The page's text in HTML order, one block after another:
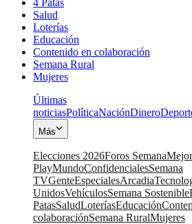
Salud
Loterías
Educación
Contenido en colaboración
Semana Rural
Mujeres
Últimas
noticiasPolíticaNaciónDinero
Más
Elecciones 2026Foros Semana
PlayMundoConfidencialesSemana
TVGenteEspecialesArcadia
UnidosVehículosSemana Sostenible
PatasSaludLoteríasEducación
colaboraciónSemana RuralMujeres